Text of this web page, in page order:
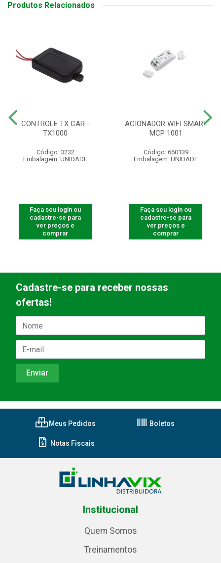
Produtos Relacionados
CONTROLE TX CAR -
TX1000
Código: 3232
Embalagem: UNIDADE
Faça seu login ou
cadastre-se para
ver preços e
comprar
ACIONADOR WIFI SMART
MCP 1001
Código: 660139
Embalagem: UNIDADE
Faça seu login ou
cadastre-se para
ver preços e
comprar
Cadastre-se para receber nossas
ofertas!
Meus Pedidos Boletos
Notas Fiscais
Institucional
Quem Somos
Treinamentos